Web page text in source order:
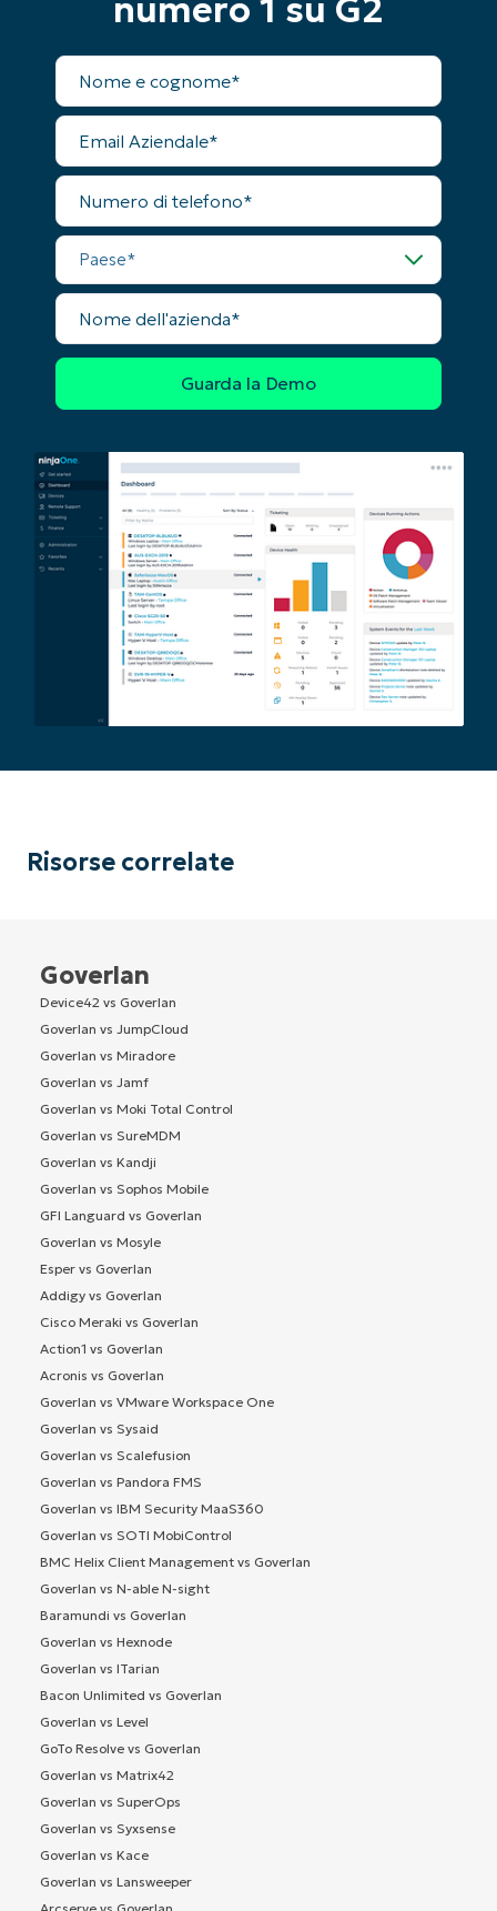
numero 1 su G2
Nome
completo
Email
Aziendale
Numero
telefono
Paese
Nome
dell'azienda
Risorse correlate
Goverlan
Device42 vs Goverlan
Goverlan vs JumpCloud
Goverlan vs Miradore
Goverlan vs Jamf
Goverlan vs Moki Total Control
Goverlan vs SureMDM
Goverlan vs Kandji
Goverlan vs Sophos Mobile
GFI Languard vs Goverlan
Goverlan vs Mosyle
Esper vs Goverlan
Addigy vs Goverlan
Cisco Meraki vs Goverlan
Action1 vs Goverlan
Acronis vs Goverlan
Goverlan vs VMware Workspace One
Goverlan vs Sysaid
Goverlan vs Scalefusion
Goverlan vs Pandora FMS
Goverlan vs IBM Security MaaS360
Goverlan vs SOTI MobiControl
BMC Helix Client Management vs Goverlan
Goverlan vs N-able N-sight
Baramundi vs Goverlan
Goverlan vs Hexnode
Goverlan vs ITarian
Bacon Unlimited vs Goverlan
Goverlan vs Level
GoTo Resolve vs Goverlan
Goverlan vs Matrix42
Goverlan vs SuperOps
Goverlan vs Syxsense
Goverlan vs Kace
Goverlan vs Lansweeper
Company
name*